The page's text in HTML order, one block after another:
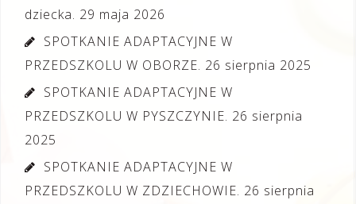
dziecka. 29 maja 2026
SPOTKANIE ADAPTACYJNE W
PRZEDSZKOLU W OBORZE. 26 sierpnia 2025
SPOTKANIE ADAPTACYJNE W
PRZEDSZKOLU W PYSZCZYNIE. 26 sierpnia
2025
SPOTKANIE ADAPTACYJNE W
PRZEDSZKOLU W ZDZIECHOWIE. 26 sierpnia